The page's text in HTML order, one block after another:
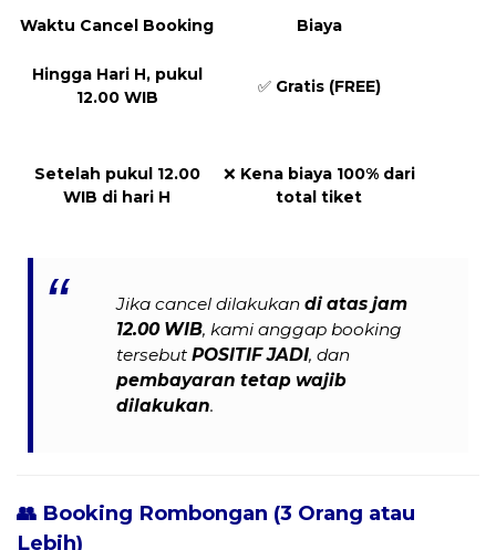
Waktu Cancel Booking
Biaya
Hingga Hari H, pukul
12.00 WIB
✅ Gratis (FREE)
Setelah pukul 12.00
WIB di hari H
❌ Kena biaya 100% dari
total tiket
Jika cancel dilakukandi atas jam
12.00 WIB, kami anggap booking
tersebutPOSITIF JADI, dan
pembayaran tetap wajib
dilakukan.
👥 Booking Rombongan (3 Orang atau
Lebih)